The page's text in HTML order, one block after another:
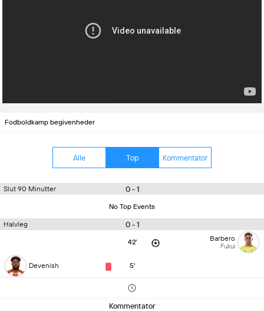
Fodboldkamp begivenheder
Alle Top Kommentator
Slut 90 Minutter 0 - 1
No Top Events
Halvleg 0 - 1
42' Barbero
Fukui
Devenish 5'
Kommentator